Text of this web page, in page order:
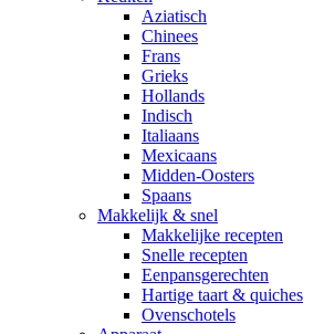
Aziatisch
Chinees
Frans
Grieks
Hollands
Indisch
Italiaans
Mexicaans
Midden-Oosters
Spaans
Makkelijk & snel
Makkelijke recepten
Snelle recepten
Eenpansgerechten
Hartige taart & quiches
Ovenschotels